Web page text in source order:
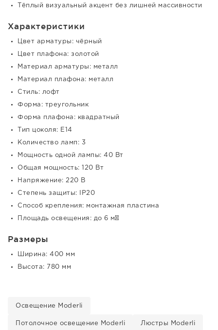
Тёплый визуальный акцент без лишней массивности
Характеристики
Цвет арматуры: чёрный
Цвет плафона: золотой
Материал арматуры: металл
Материал плафона: металл
Стиль: лофт
Форма: треугольник
Форма плафона: квадратный
Тип цоколя: E14
Количество ламп: 3
Мощность одной лампы: 40 Вт
Общая мощность: 120 Вт
Напряжение: 220 В
Степень защиты: IP20
Способ крепления: монтажная пластина
Площадь освещения: до 6 м²
Размеры
Ширина: 400 мм
Высота: 780 мм
Освещение Moderli
Потолочное освещение Moderli Люстры Moderli